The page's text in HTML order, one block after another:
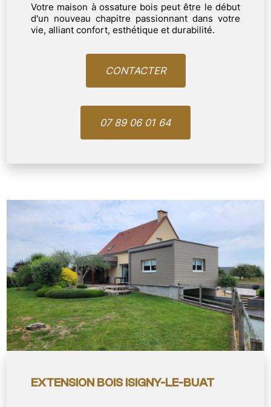
Votre maison à ossature bois peut être le début
d'un nouveau chapitre passionnant dans votre
vie, alliant confort, esthétique et durabilité.
CONTACTER
07 89 06 01 64
EXTENSION BOIS ISIGNY-LE-BUAT